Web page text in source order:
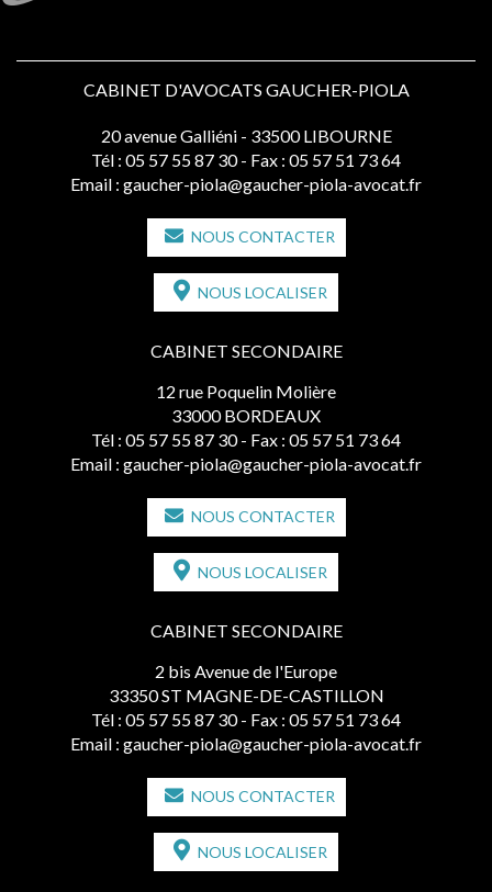
CABINET D'AVOCATS GAUCHER-PIOLA
20 avenue Galliéni - 33500 LIBOURNE
Tél : 05 57 55 87 30 - Fax : 05 57 51 73 64
Email : gaucher-piola@gaucher-piola-avocat.fr
NOUS CONTACTER
NOUS LOCALISER
CABINET SECONDAIRE
12 rue Poquelin Molière
33000 BORDEAUX
Tél : 05 57 55 87 30 - Fax : 05 57 51 73 64
Email : gaucher-piola@gaucher-piola-avocat.fr
NOUS CONTACTER
NOUS LOCALISER
CABINET SECONDAIRE
2 bis Avenue de l'Europe
33350 ST MAGNE-DE-CASTILLON
Tél : 05 57 55 87 30 - Fax : 05 57 51 73 64
Email : gaucher-piola@gaucher-piola-avocat.fr
NOUS CONTACTER
NOUS LOCALISER